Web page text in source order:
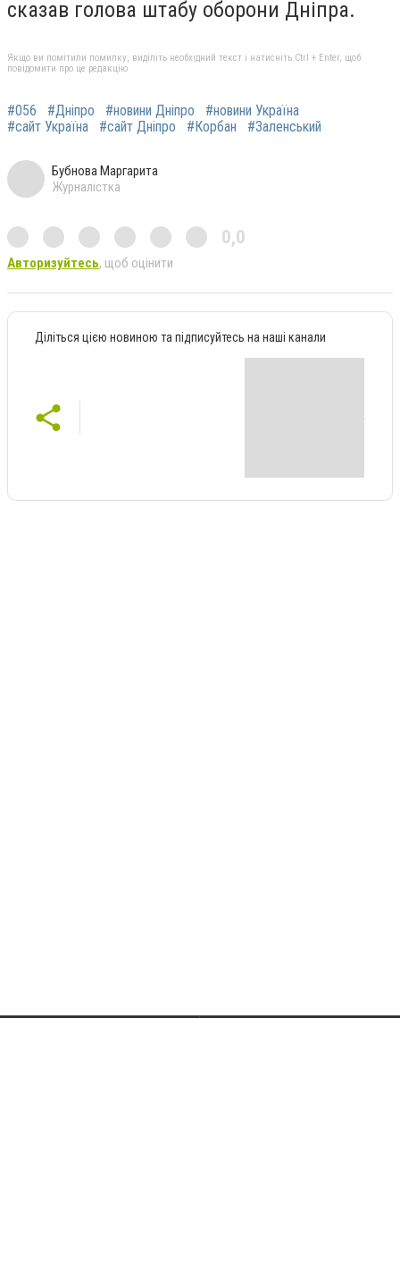
сказав голова штабу оборони Дніпра.
Якщо ви помітили помилку, виділіть необхідний текст і натисніть Ctrl + Enter, щоб
повідомити про це редакцію
#056 #Дніпро #новини Дніпро
#новини Україна
#сайт Україна
#сайт Дніпро #Корбан #Заленський
Бубнова Маргарита
Журналістка
0,0
Авторизуйтесь, щоб оцінити
Діліться цією новиною та підписуйтесь на наші канали